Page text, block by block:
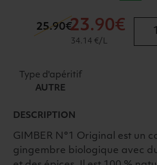
25.90€23.90€
34.14 €/L
Type d'apéritif
AUTRE
DESCRIPTION
GIMBER N°1 Original est un
gingembre biologique avec